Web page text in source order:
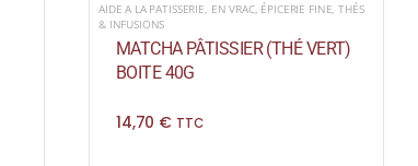
AIDE A LA PATISSERIE, EN VRAC, ÉPICERIE FINE,THÉS
& INFUSIONS
MATCHA PÂTISSIER (THÉ VERT)
BOITE 40G
14,70 € TTC